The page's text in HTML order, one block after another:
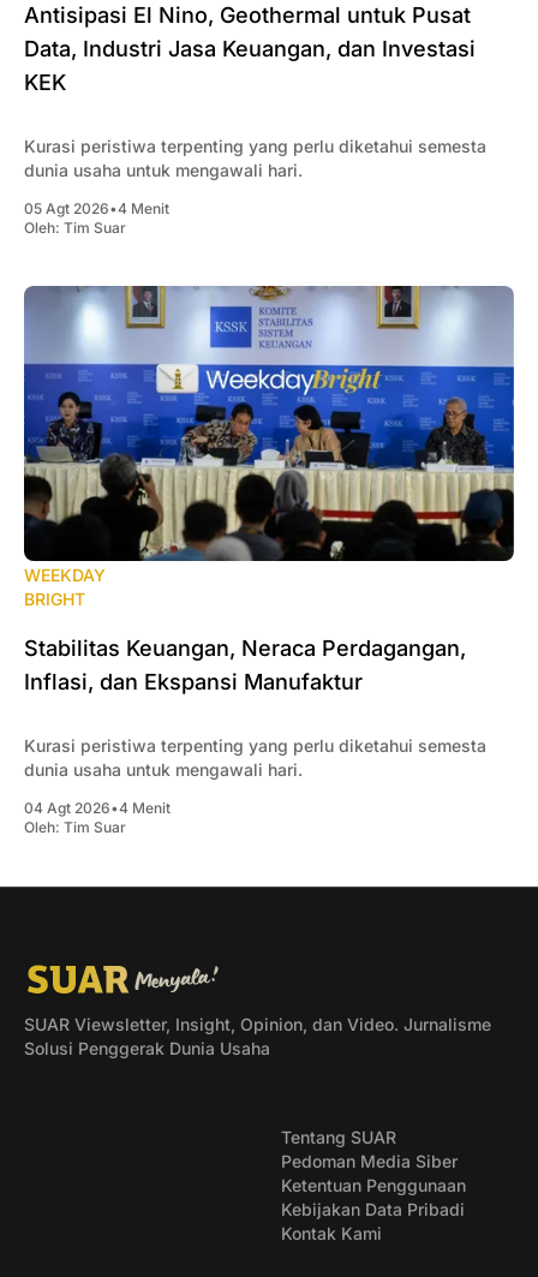
Antisipasi El Nino, Geothermal untuk Pusat
Data, Industri Jasa Keuangan, dan Investasi
KEK
Kurasi peristiwa terpenting yang perlu diketahui semesta
dunia usaha untuk mengawali hari.
05 Agt 2026•4 Menit
Oleh: Tim Suar
WEEKDAY
BRIGHT
Stabilitas Keuangan, Neraca Perdagangan,
Inflasi, dan Ekspansi Manufaktur
Kurasi peristiwa terpenting yang perlu diketahui semesta
dunia usaha untuk mengawali hari.
04 Agt 2026•4 Menit
Oleh: Tim Suar
SUAR Viewsletter, Insight, Opinion, dan Video. Jurnalisme
Solusi Penggerak Dunia Usaha
Tentang SUAR
Pedoman Media Siber
Ketentuan Penggunaan
Kebijakan Data Pribadi
Kontak Kami